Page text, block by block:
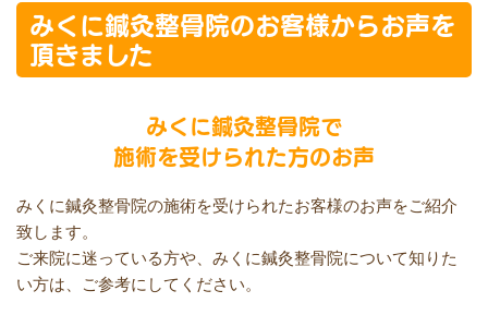
みくに鍼灸整骨院のお客様からお声を
頂きました
みくに鍼灸整骨院で
施術を受けられた方のお声
みくに鍼灸整骨院の施術を受けられたお客様のお声をご紹介
致します。
ご来院に迷っている方や、みくに鍼灸整骨院について知りた
い方は、ご参考にしてください。